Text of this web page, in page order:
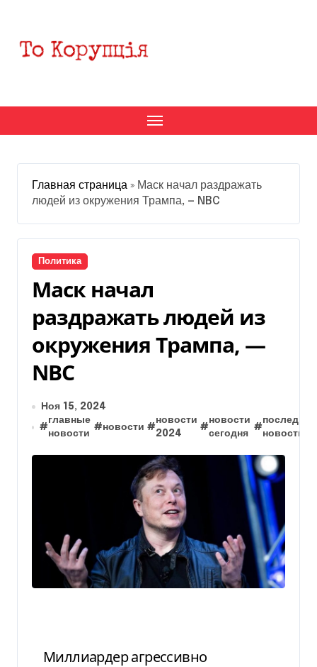
содержанию
Главная страница » Маск начал раздражать
людей из окружения Трампа, — NBC
Политика
Маск начал
раздражать людей из
окружения Трампа, —
NBC
Ноя 15, 2024
#
главные
новости
#новости #
новости
2024
#
новости
сегодня
#
последние
новости
Миллиардер агрессивно